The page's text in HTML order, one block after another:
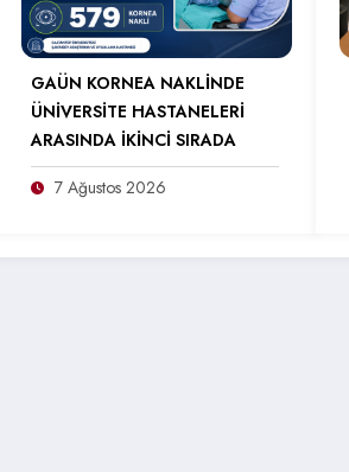
GAÜN KORNEA NAKLİNDE
ÜNİVERSİTE HASTANELERİ
ARASINDA İKİNCİ SIRADA
7 Ağustos 2026